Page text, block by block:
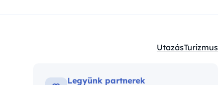
Kategóriák:
UtazásTurizmus
Legyünk partnerek